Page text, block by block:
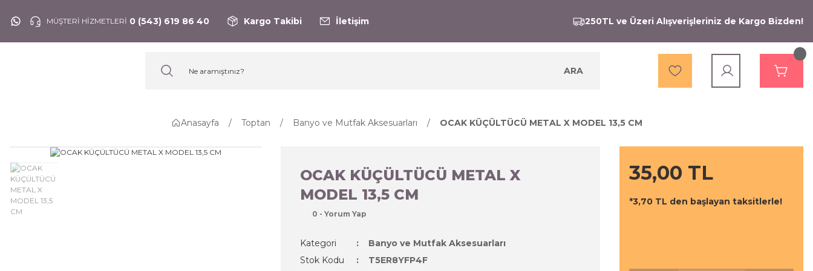
MÜŞTERİ HİZMETLERİ 0 (543) 619 86 40 Kargo Takibi İletişim 250TL ve Üzeri Alışverişleriniz de Kargo Bizden!
ARA
Anasayfa Toptan Banyo ve Mutfak Aksesuarları OCAK KÜÇÜLTÜCÜ METAL X MODEL 13,5 CM
OCAK KÜÇÜLTÜCÜ METAL X
MODEL 13,5 CM
0 - Yorum Yap
Kategori
Banyo ve Mutfak Aksesuarları
Stok Kodu
T5ER8YFP4F
35,00 TL
*3,70 TL den başlayan taksitlerle!